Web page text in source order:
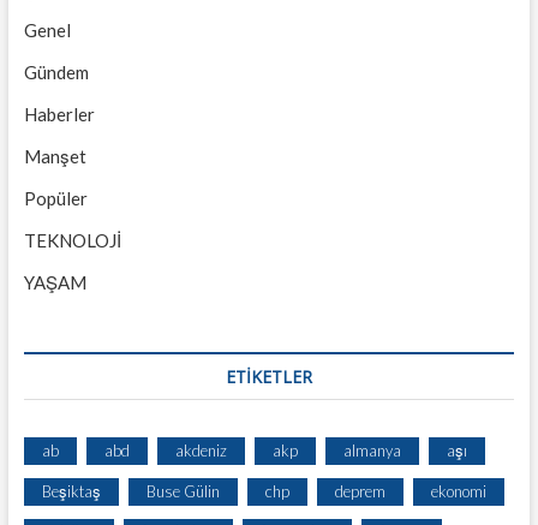
Genel
Gündem
Haberler
Manşet
Popüler
TEKNOLOJİ
YAŞAM
ETİKETLER
ab abd akdeniz akp almanya aşı
Beşiktaş Buse Gülin chp deprem ekonomi